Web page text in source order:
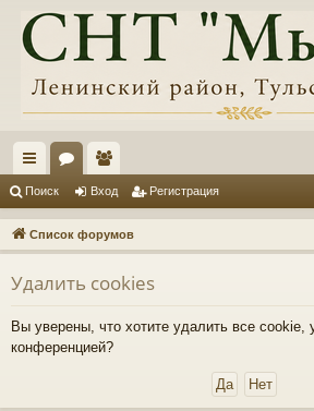
с
ы
лк
и
ум
ы
ол
ьз
ов
ат
ел
и
Поиск Вход Регистрация
Список форумов
Удалить cookies
Вы уверены, что хотите удалить все cookie,
конференцией?